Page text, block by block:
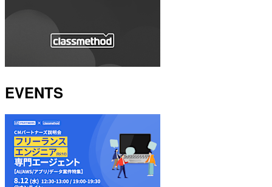
EVENTS